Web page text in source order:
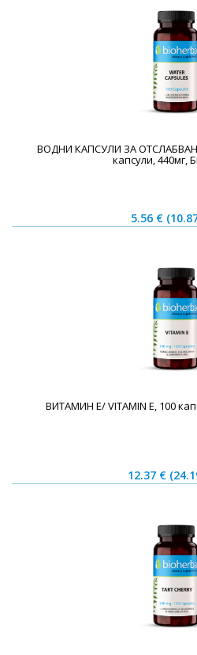
ВОДНИ КАПСУЛИ ЗА ОТСЛАБВАНЕ/
капсули, 440мг,
5.56 €
ВИТАМИН E/ VITAMIN E, 100
12.37 €